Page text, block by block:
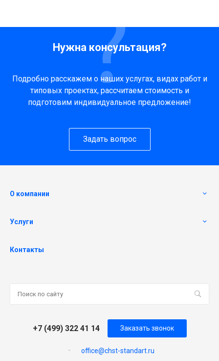
Нужна консультация?
Подробно расскажем о наших услугах, видах работ и
типовых проектах, рассчитаем стоимость и
подготовим индивидуальное предложение!
Задать вопрос
О компании
Услуги
Контакты
+7 (499) 322 41 14
office@chst-standart.ru
Заказать звонок